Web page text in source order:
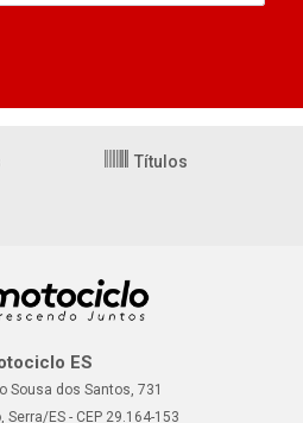
Títulos
ES
Sousa dos Santos, 731
ES - CEP 29.164-153